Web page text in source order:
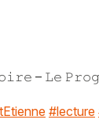
– 𝙻𝚎
#lecture